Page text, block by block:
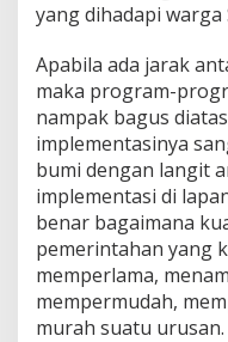
yang dihadapi warga
Apabila ada jarak
maka program-
nampak bagus
implementasinya
bumi dengan langit
implementasi di
benar bagaimana
pemerintahan yang
memperlama,
mempermudah,
murah suatu urusan.